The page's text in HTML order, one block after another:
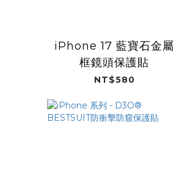
iPhone 17 藍寶石金屬
框鏡頭保護貼
NT$580